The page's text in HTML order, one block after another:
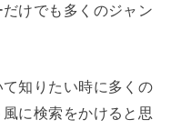
けでも多くのジャン
知りたい時に多くの
に検索をかけると思